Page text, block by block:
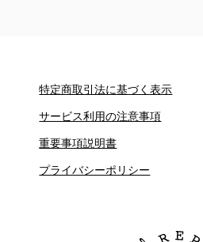
特定商取引法に基づく表示
サービス利用の注意事項
重要事項説明書
プライバシーポリシー